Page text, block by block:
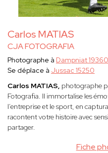
Carlos MATIAS
CJA FOTOGRAFIA
Fiche
Photographe à Dampniat 19360
Se déplace à Jussac 15250
Carlos MATIAS, photographe
Fotografia. Il immortalise les
l’entreprise et le sport, en
racontent votre histoire avec
partager.